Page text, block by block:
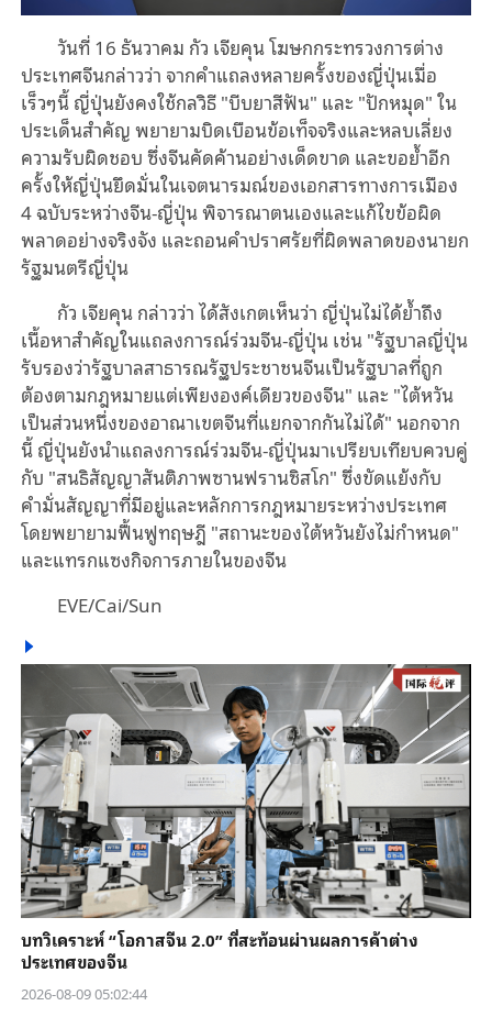
วันที่ 16 ธันวาคม กัว เจียคุน โฆษกกระทรวงการต่าง
ประเทศจีนกล่าวว่า จากคำแถลงหลายครั้งของญี่ปุ่นเมื่อ
เร็วๆนี้ ญี่ปุ่นยังคงใช้กลวิธี "บีบยาสีฟัน" และ "ปักหมุด" ใน
ประเด็นสำคัญ พยายามบิดเบือนข้อเท็จจริงและหลบเลี่ยง
ความรับผิดชอบ ซึ่งจีนคัดค้านอย่างเด็ดขาด และขอย้ำอีก
ครั้งให้ญี่ปุ่นยึดมั่นในเจตนารมณ์ของเอกสารทางการเมือง
4 ฉบับระหว่างจีน-ญี่ปุ่น พิจารณาตนเองและแก้ไขข้อผิด
พลาดอย่างจริงจัง และถอนคำปราศรัยที่ผิดพลาดของนายก
รัฐมนตรีญี่ปุ่น
กัว เจียคุน กล่าวว่า ได้สังเกตเห็นว่า ญี่ปุ่นไม่ได้ย้ำถึง
เนื้อหาสำคัญในแถลงการณ์ร่วมจีน-ญี่ปุ่น เช่น "รัฐบาลญี่ปุ่น
รับรองว่ารัฐบาลสาธารณรัฐประชาชนจีนเป็นรัฐบาลที่ถูก
ต้องตามกฎหมายแต่เพียงองค์เดียวของจีน" และ "ไต้หวัน
เป็นส่วนหนึ่งของอาณาเขตจีนที่แยกจากกันไม่ได้" นอกจาก
นี้ ญี่ปุ่นยังนำแถลงการณ์ร่วมจีน-ญี่ปุ่นมาเปรียบเทียบควบคู่
กับ "สนธิสัญญาสันติภาพซานฟรานซิสโก" ซึ่งขัดแย้งกับ
คำมั่นสัญญาที่มีอยู่และหลักการกฎหมายระหว่างประเทศ
โดยพยายามฟื้นฟูทฤษฎี "สถานะของไต้หวันยังไม่กำหนด"
และแทรกแซงกิจการภายในของจีน
EVE/Cai/Sun
บทวิเคราะห์ “โอกาสจีน 2.0” ที่สะท้อนผ่านผลการค้าต่าง
ประเทศของจีน
2026-08-09 05:02:44